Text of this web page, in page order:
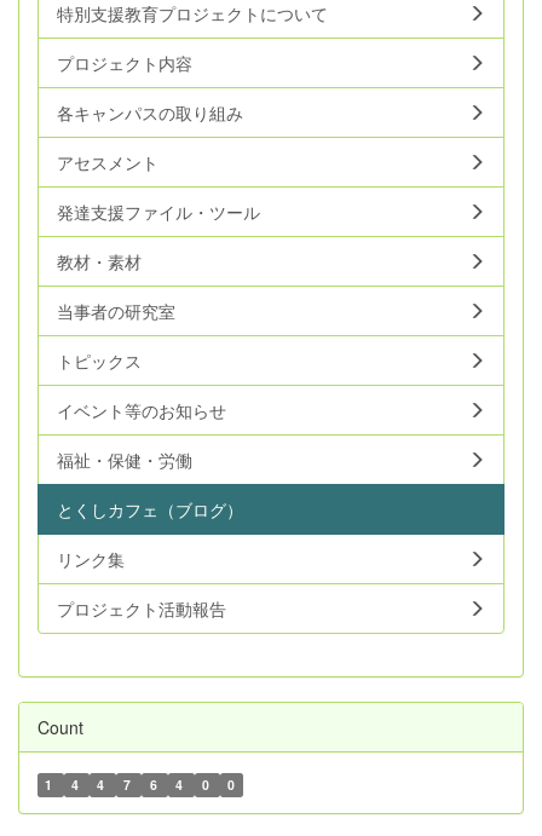
特別支援教育プロジェクトについて
プロジェクト内容
各キャンパスの取り組み
アセスメント
発達支援ファイル・ツール
教材・素材
当事者の研究室
トピックス
イベント等のお知らせ
福祉・保健・労働
とくしカフェ（ブログ）
リンク集
プロジェクト活動報告
Count
1 4 4 7 6 4 0 0